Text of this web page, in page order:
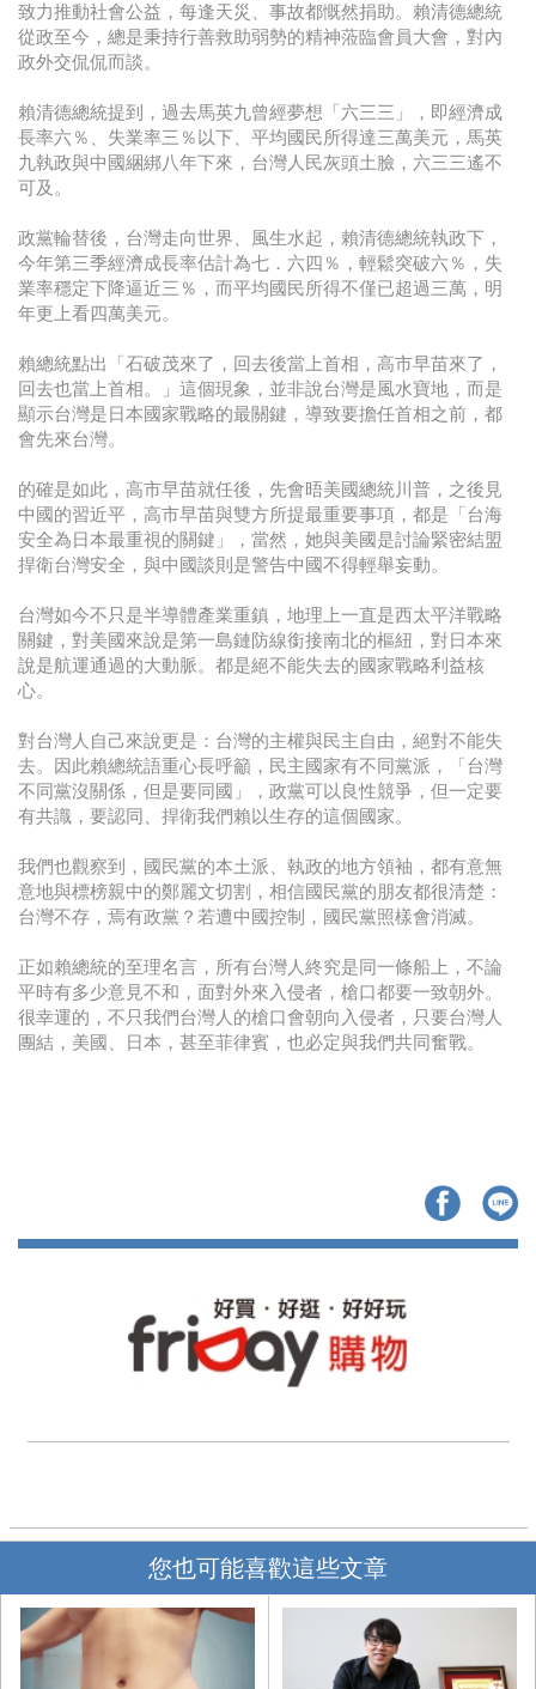
致力推動社會公益，每逢天災、事故都慨然捐助。賴清德總統
從政至今，總是秉持行善救助弱勢的精神蒞臨會員大會，對內
政外交侃侃而談。
賴清德總統提到，過去馬英九曾經夢想「六三三」，即經濟成
長率六％、失業率三％以下、平均國民所得達三萬美元，馬英
九執政與中國綑綁八年下來，台灣人民灰頭土臉，六三三遙不
可及。
政黨輪替後，台灣走向世界、風生水起，賴清德總統執政下，
今年第三季經濟成長率估計為七．六四％，輕鬆突破六％，失
業率穩定下降逼近三％，而平均國民所得不僅已超過三萬，明
年更上看四萬美元。
賴總統點出「石破茂來了，回去後當上首相，高市早苗來了，
回去也當上首相。」這個現象，並非說台灣是風水寶地，而是
顯示台灣是日本國家戰略的最關鍵，導致要擔任首相之前，都
會先來台灣。
的確是如此，高市早苗就任後，先會晤美國總統川普，之後見
中國的習近平，高市早苗與雙方所提最重要事項，都是「台海
安全為日本最重視的關鍵」，當然，她與美國是討論緊密結盟
捍衛台灣安全，與中國談則是警告中國不得輕舉妄動。
台灣如今不只是半導體產業重鎮，地理上一直是西太平洋戰略
關鍵，對美國來說是第一島鏈防線銜接南北的樞紐，對日本來
說是航運通過的大動脈。都是絕不能失去的國家戰略利益核
心。
對台灣人自己來說更是：台灣的主權與民主自由，絕對不能失
去。因此賴總統語重心長呼籲，民主國家有不同黨派，「台灣
不同黨沒關係，但是要同國」，政黨可以良性競爭，但一定要
有共識，要認同、捍衛我們賴以生存的這個國家。
我們也觀察到，國民黨的本土派、執政的地方領袖，都有意無
意地與標榜親中的鄭麗文切割，相信國民黨的朋友都很清楚：
台灣不存，焉有政黨？若遭中國控制，國民黨照樣會消滅。
正如賴總統的至理名言，所有台灣人終究是同一條船上，不論
平時有多少意見不和，面對外來入侵者，槍口都要一致朝外。
很幸運的，不只我們台灣人的槍口會朝向入侵者，只要台灣人
團結，美國、日本，甚至菲律賓，也必定與我們共同奮戰。
您也可能喜歡這些文章
牛恆泰：媒體產業蛻變關鍵期，數位轉型該怎麼
搞？（上）